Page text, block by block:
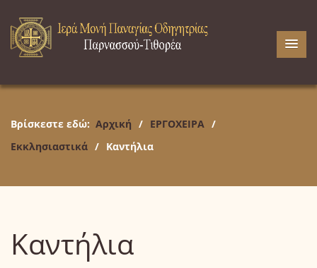
Βρίσκεστε εδώ: Αρχική / ΕΡΓΟΧΕΙΡΑ /
Εκκλησιαστικά / Καντήλια
Καντήλια